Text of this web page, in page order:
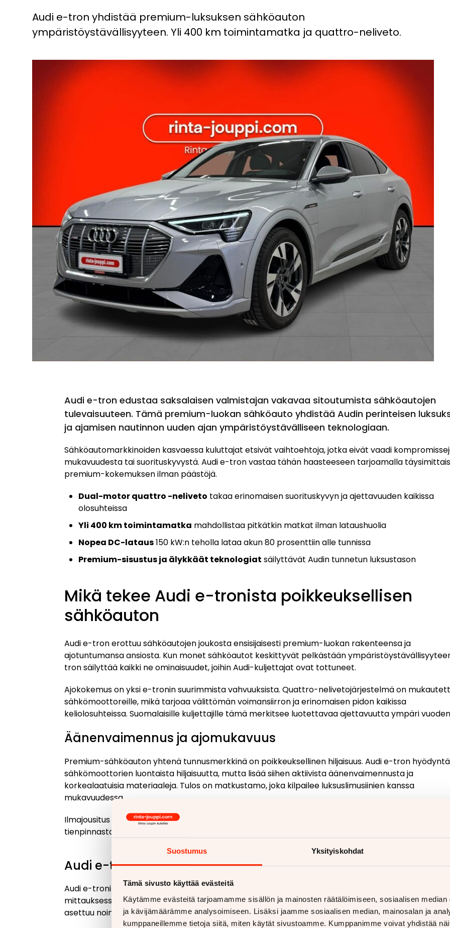
Suostumus Yksityiskohdat
Tämä sivusto käyttää evästeitä
Käytämme evästeitä tarjoamamme sisällön ja mainosten räätälöimiseen, sosiaalisen
ja kävijämäärämme analysoimiseen. Lisäksi jaamme sosiaalisen median, mainosalan ja
kumppaneillemme tietoja siitä, miten käytät sivustoamme. Kumppanimme voivat yhdistää
Audi e-tron yhdistää premium-luksuksen sähköauton
ympäristöystävällisyyteen. Yli 400 km toimintamatka ja quattro-neliveto.
Audi e-tron edustaa saksalaisen valmistajan vakavaa sitoutumista sähköautojen
tulevaisuuteen. Tämä premium-luokan sähköauto yhdistää Audin perinteisen
ja ajamisen nautinnon uuden ajan ympäristöystävälliseen teknologiaan.
Sähköautomarkkinoiden kasvaessa kuluttajat etsivät vaihtoehtoja, jotka eivät vaadi
mukavuudesta tai suorituskyvystä. Audi e-tron vastaa tähän haasteeseen tarjoamalla
premium-kokemuksen ilman päästöjä.
Dual-motor quattro -neliveto takaa erinomaisen suorituskyvyn ja ajettavuuden kaikissa
olosuhteissa
Yli 400 km toimintamatka mahdollistaa pitkätkin matkat ilman lataushuolia
Nopea DC-lataus150 kW:n teholla lataa akun 80 prosenttiin alle tunnissa
Premium-sisustus ja älykkäät teknologiat säilyttävät Audin tunnetun luksustason
Mikä tekee Audi e-tronista poikkeuksellisen
sähköauton
Audi e-tron erottuu sähköautojen joukosta ensisijaisesti premium-luokan rakenteensa ja
ajotuntumansa ansiosta. Kun monet sähköautot keskittyvät pelkästään
tron säilyttää kaikki ne ominaisuudet, joihin Audi-kuljettajat ovat tottuneet.
Ajokokemus on yksi e-tronin suurimmista vahvuuksista. Quattro-nelivetojärjestelmä on
sähkömoottoreille, mikä tarjoaa välittömän voimansiirron ja erinomaisen pidon kaikissa
keliolosuhteissa. Suomalaisille kuljettajille tämä merkitsee luotettavaa ajettavuutta ympäri
Äänenvaimennus ja ajomukavuus
Premium-sähköauton yhtenä tunnusmerkkinä on poikkeuksellinen hiljaisuus. Audi e-tron
sähkömoottorien luontaista hiljaisuutta, mutta lisää siihen aktiivista äänenvaimennusta ja
korkealaatuisia materiaaleja. Tulos on matkustamo, joka kilpailee luksuslimusiinien kanssa
mukavuudessa.
Ilmajousitus kuuluu vakiovarusteisiin, mikä takaa tasaisen ja mukavan ajokokemuksen riippumatta
tienpinnasta. Tämä ominaisuus on erityisen tärkeä Suomen vaihtelevissa tieolosuhteissa.
Audi e-tronin tekniset ominaisuudet ja suorituskyky
Audi e-tronin tekninen toteutus perustuu 95 kWh:n akkukapasiteettiin, joka mahdollistaa WLTP-
mittauksessa yli 400 kilometrin toimintamatkan. Käytännössä talviolosuhteissa toimintamatka
asettuu noin 300–350 kilometrin välille, mikä riittää useimpien suomalaisten päivittäisiin